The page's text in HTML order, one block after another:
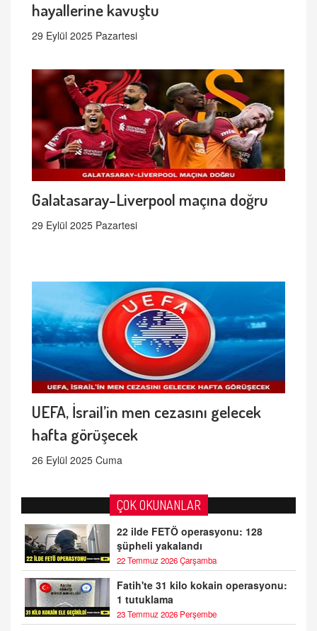
hayallerine kavuştu
29 Eylül 2025 Pazartesi
Galatasaray-Liverpool maçına doğru
29 Eylül 2025 Pazartesi
UEFA, İsrail’in men cezasını gelecek
hafta görüşecek
26 Eylül 2025 Cuma
ÇOK OKUNANLAR
22 ilde FETÖ operasyonu: 128
şüpheli yakalandı
22 Temmuz 2026 Çarşamba
Fatih'te 31 kilo kokain operasyonu:
1 tutuklama
23 Temmuz 2026 Perşembe